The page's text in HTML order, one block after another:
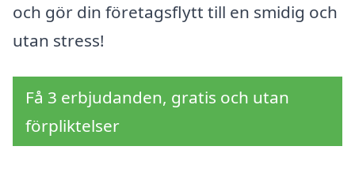
och gör din företagsflytt till en smidig och
utan stress!
Få 3 erbjudanden, gratis och utan
förpliktelser